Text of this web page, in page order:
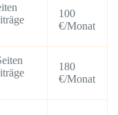
100
€/Monat
180
€/Monat